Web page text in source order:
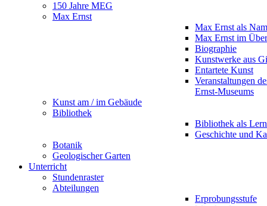
150 Jahre MEG
Max Ernst
Max Ernst als
Max Ernst im
Biographie
Kunstwerke aus
Entartete Kunst
Veranstaltungen
Ernst-Museums
Kunst am / im Gebäude
Bibliothek
Bibliothek als
Geschichte und
Botanik
Geologischer Garten
Unterricht
Stundenraster
Abteilungen
Erprobungsstufe